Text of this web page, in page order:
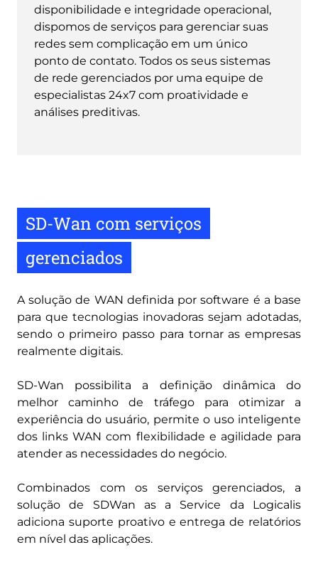
disponibilidade e integridade operacional,
dispomos de serviços para gerenciar suas
redes sem complicação em um único
ponto de contato. Todos os seus sistemas
de rede gerenciados por uma equipe de
especialistas 24x7 com proatividade e
análises preditivas.
SD-Wan com serviços
gerenciados
A solução de WAN definida por software é a base
para que tecnologias inovadoras sejam adotadas,
sendo o primeiro passo para tornar as empresas
realmente digitais.
SD-Wan possibilita a definição dinâmica do
melhor caminho de tráfego para otimizar a
experiência do usuário, permite o uso inteligente
dos links WAN​ com flexibilidade e agilidade para
atender as necessidades do negócio.
Combinados com os serviços gerenciados, a
solução de SDWan as a Service da Logicalis
adiciona suporte proativo e entrega de relatórios
em nível das aplicações.